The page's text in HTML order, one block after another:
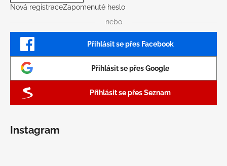
Nová registraceZapomenuté heslo
nebo
Přihlásit se přes Facebook
Přihlásit se přes Google
Přihlásit se přes Seznam
Instagram